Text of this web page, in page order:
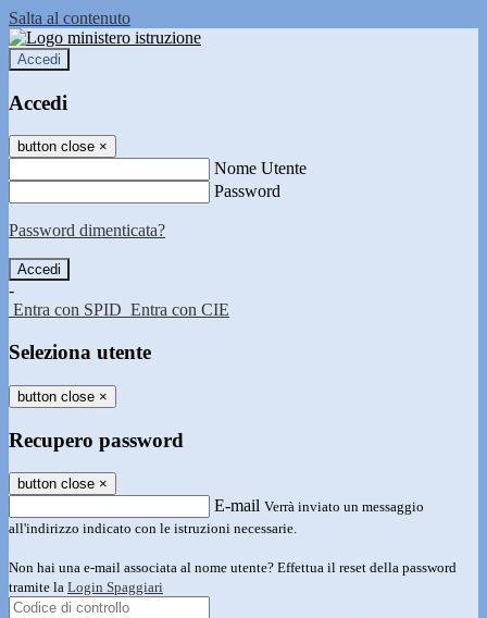
Salta al contenuto
Accedi
Accedi
button close ×
Nome Utente
Password
Password dimenticata?
-
Entra con SPID Entra con CIE
Seleziona utente
button close ×
Recupero password
button close ×
E-mail Verrà inviato un messaggio
all'indirizzo indicato con le istruzioni necessarie.
Non hai una e-mail associata al nome utente? Effettua il reset della password
tramite la Login Spaggiari